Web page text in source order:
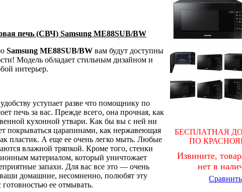
БЕСПЛАТНАЯ
ПО
Извините,
нет в
Сравнить
печь (СВЧ) Samsung ME88SUB/BW
Samsung ME88SUB/BW вам будут доступны
Модель обладает стильным дизайном и
интерьер.
уступает разве что помощнику по
печь за вас. Прежде всего, она прочная, как
кухонной утвари. Как бы вы с ней ни
покрываться царапинами, как нержавеющая
пластик. А еще ее очень легко мыть. Любые
влажной тряпкой. Кроме того, стенки
материалом, который уничтожает
запахи. Для вас все это — очень
домашние, несомненно, полюбят эту
готовностью ее отмывать.